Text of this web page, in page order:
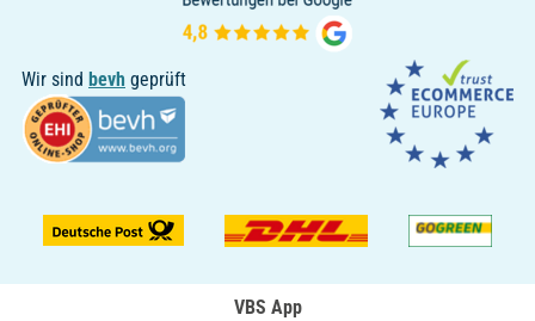
Wir sind bevh geprüft
VBS App